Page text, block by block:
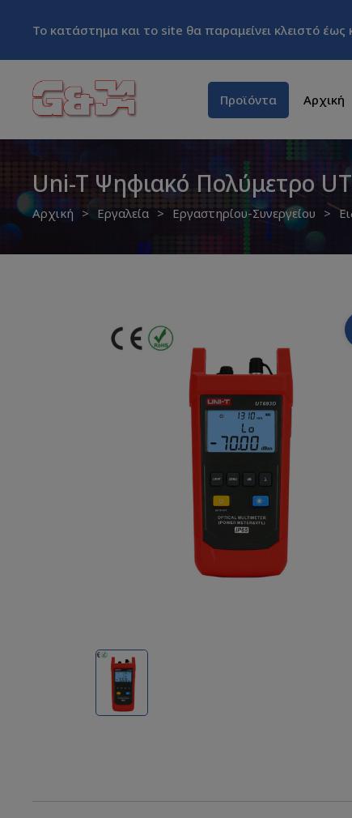
Το κατάστημα και το site θα παραμείνει κλειστό
Προϊόντα Αρχική
Uni-T Ψηφιακό Πολύμετρο
Αρχική Εργαλεία Εργαστηρίου-Συνεργείου